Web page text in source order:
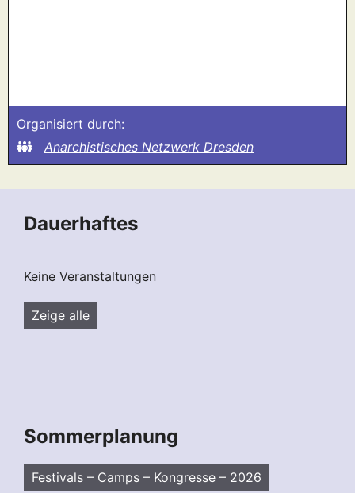
Organisiert durch:
Anarchistisches Netzwerk Dresden
Dauerhaftes
Keine Veranstaltungen
Zeige alle
Sommerplanung
Festivals – Camps – Kongresse – 2026